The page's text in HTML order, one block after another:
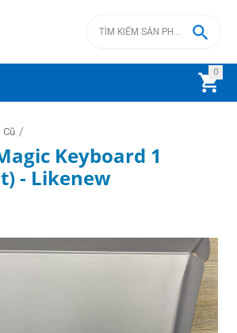
0


Cũ /
Keyboard 1
- Likenew